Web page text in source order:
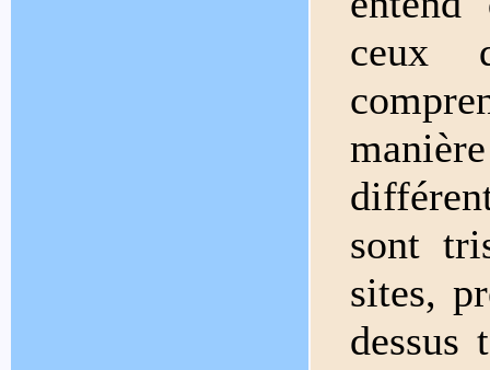
ceux
sont
sites,
dessus